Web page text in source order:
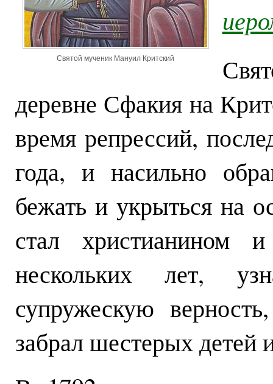
Святой мученик Мануил Критский
деревне Сфакия на
время репрессий,
года, и насильно
бежать и укрыться на
стал христианином
нескольких лет,
супружескую
забрал шестерых детей